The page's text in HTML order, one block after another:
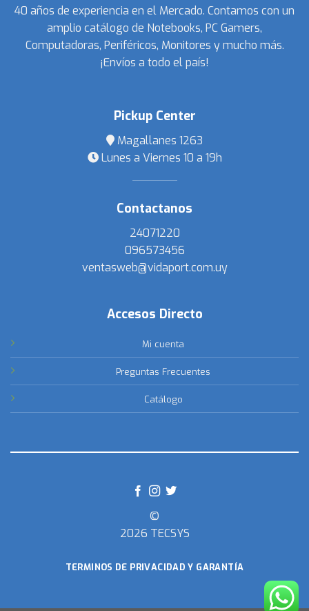
40 años de experiencia en el Mercado. Contamos con un
amplio catálogo de Notebooks, PC Gamers,
Computadoras, Periféricos, Monitores y mucho más.
¡Envíos a todo el país!
Pickup Center
Magallanes 1263
Lunes a Viernes 10 a 19h
Contactanos
24071220
096573456
ventasweb@vidaport.com.uy
Accesos Directo
Mi cuenta
Preguntas Frecuentes
Catálogo
©
2026 TECSYS
TERMINOS DE PRIVACIDAD Y GARANTÍA